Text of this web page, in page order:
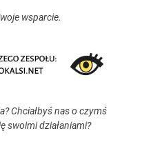
wsparcie.
Chciałbyś nas o czymś
swoimi działaniami?